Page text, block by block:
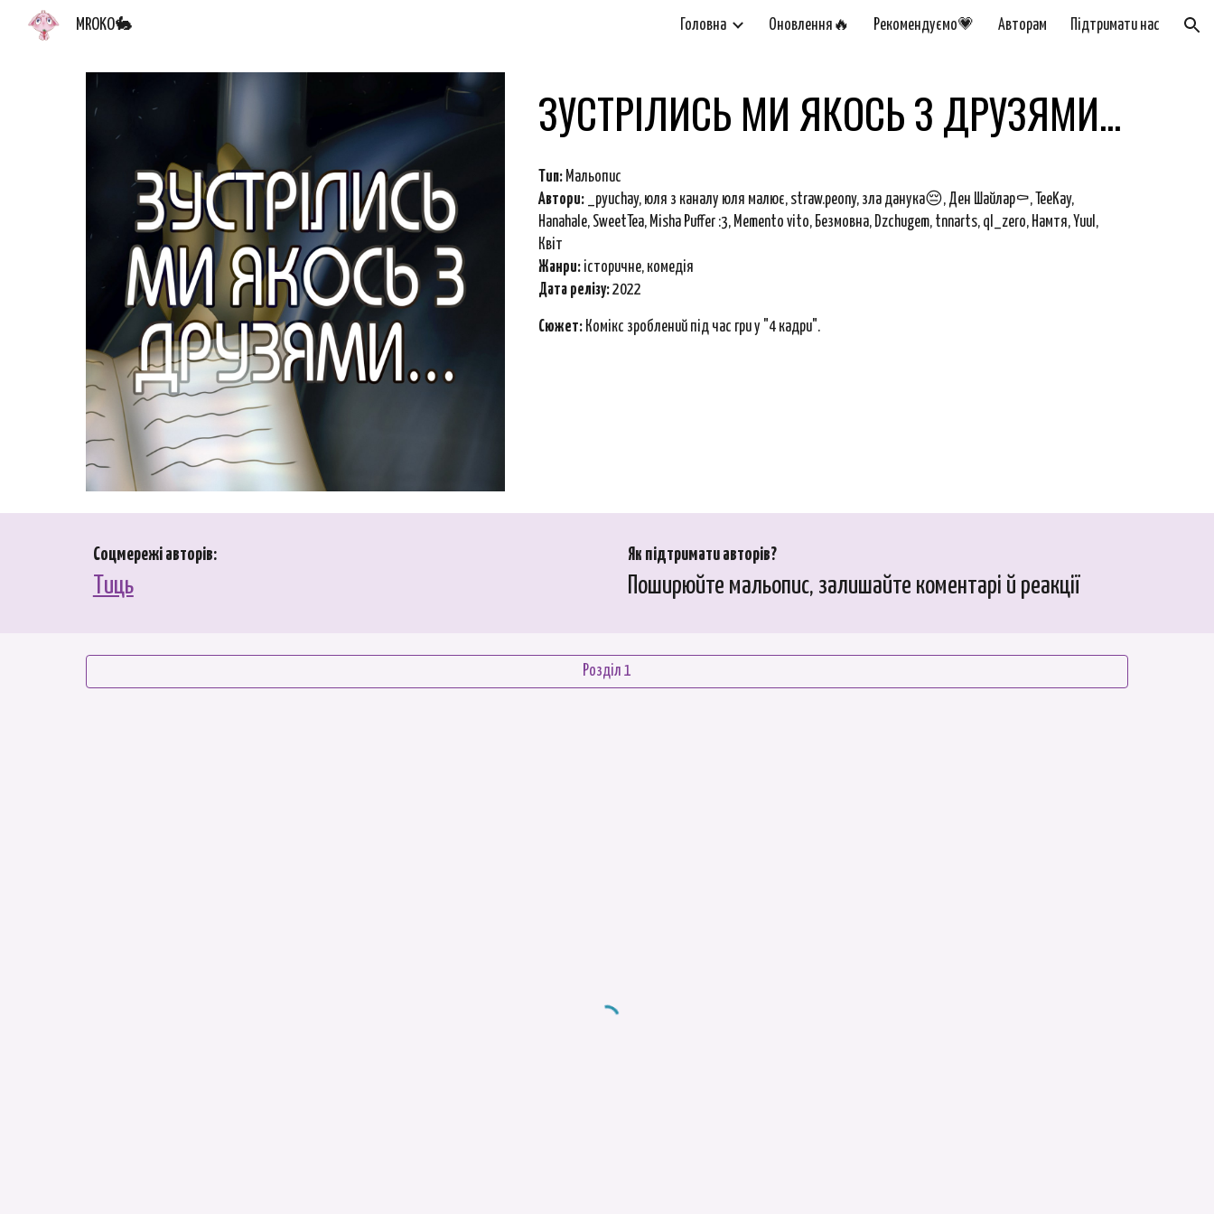
Skip to navigation
MROKO🐇 Головна Оновлення🔥 Рекомендуємо💗 Авторам Підтримати нас
ЗУСТРІЛИСЬ МИ ЯКОСЬ З ДРУЗЯМИ...
Тип: Мальопис
Автори:
_pyuchay, юля з каналу юля малює, straw.peony, зла данука😔, Ден Шайлар⚰️, TeeKay,
Hanahale, SweetTea, Misha Puffer :3, Memento vito, Безмовна, Dzchugem, tnnarts, ql_zero, Намтя, Yuul,
Квіт
Жанри: історичне, комедія
Дата релізу:2022
Сюжет: Комікс зроблений під час гри у "4 кадри".
Соцмережі авторів:
Тиць
Як підтримати авторів?
Поширюйте мальопис, залишайте коментарі й реакції
Розділ 1